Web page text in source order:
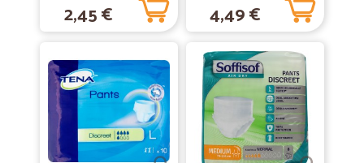
2,45 € 4,49 €